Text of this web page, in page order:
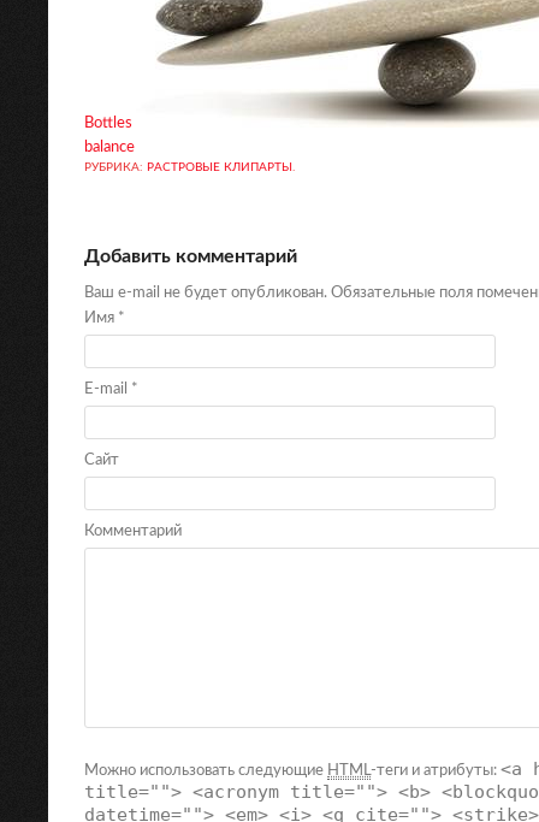
Bottles
balance
РУБРИКА: РАСТРОВЫЕ КЛИПАРТЫ .
Добавить комментарий
Ваш e-mail не будет опубликован. Обязательные поля
Имя *
E-mail *
Сайт
Комментарий
Можно использовать следующие HTML-теги и атрибуты: <a
title=""> <acronym title=""> <b>
datetime=""> <em> <i> <q cite="">